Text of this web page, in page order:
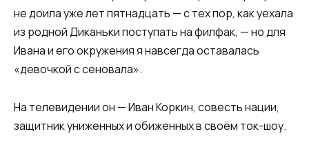
не доила уже лет пятнадцать — с тех пор, как уехала
из родной Диканьки поступать на филфак, — но для
Ивана и его окружения я навсегда оставалась
«девочкой с сеновала».
На телевидении он — Иван Коркин, совесть нации,
защитник униженных и обиженных в своём ток-шоу.